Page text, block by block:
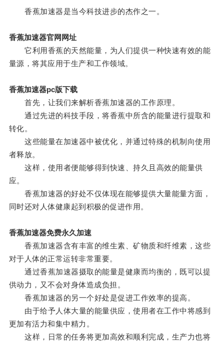
香蕉加速器是当今科技进步的杰作之一。
香蕉加速器官网网址
它利用香蕉的天然能量，为人们提供一种快速有效的能
量源，将其应用于生产和工作领域。
香蕉加速器pc版下载
首先，让我们来解析香蕉加速器的工作原理。
通过先进的科技手段，将香蕉中所含的能量进行提取和
转化。
这些能量在加速器中被优化，并通过特殊的机制向使用
者释放。
这样，使用者便能够得到快速、持久且高效的能量供
应。
香蕉加速器的好处不仅体现在能够提供大量能量方面，
同时还对人体健康起到积极的促进作用。
香蕉加速器免费永久加速
香蕉加速器含有丰富的维生素、矿物质和纤维素，这些
对于人体的正常运转非常重要。
通过香蕉加速器摄取的能量是健康而均衡的，既可以提
供动力，又不会对身体造成负担。
香蕉加速器的另一个好处是促进工作效率的提高。
由于给予人体大量的能量供应，使用者在工作中将感到
更加有活力和集中精力。
这样，日常的任务将更加高效和顺利完成，生产力也将